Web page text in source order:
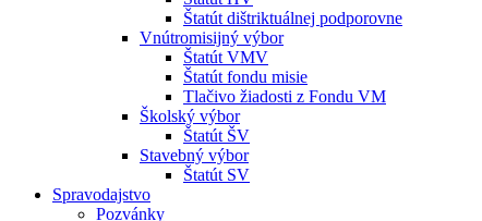
Štatút dištriktuálnej podporovne
Vnútromisijný výbor
Štatút VMV
Štatút fondu misie
Tlačivo žiadosti z Fondu VM
Školský výbor
Štatút ŠV
Stavebný výbor
Štatút SV
Spravodajstvo
Pozvánky